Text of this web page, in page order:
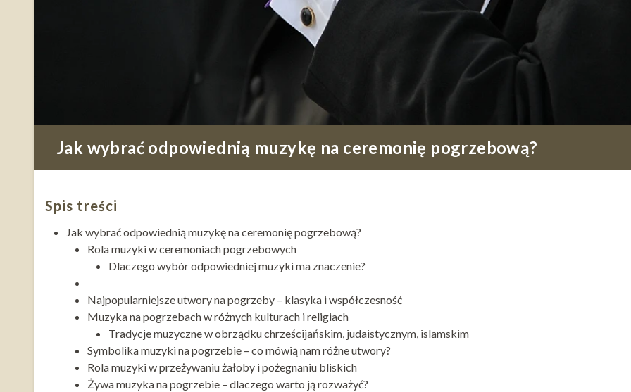
Jak wybrać odpowiednią muzykę na ceremonię pogrzebową?
Spis treści
Jak wybrać odpowiednią muzykę na ceremonię pogrzebową?
Rola muzyki w ceremoniach pogrzebowych
Dlaczego wybór odpowiedniej muzyki ma znaczenie?
Najpopularniejsze utwory na pogrzeby – klasyka i współczesność
Muzyka na pogrzebach w różnych kulturach i religiach
Tradycje muzyczne w obrządku chrześcijańskim, judaistycznym, islamskim
Symbolika muzyki na pogrzebie – co mówią nam różne utwory?
Rola muzyki w przeżywaniu żałoby i pożegnaniu bliskich
Żywa muzyka na pogrzebie – dlaczego warto ją rozważyć?